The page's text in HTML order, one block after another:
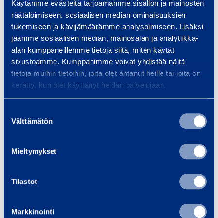
Käytämme evästeitä tarjoamamme sisällön ja mainosten
räätälöimiseen, sosiaalisen median ominaisuuksien
tukemiseen ja kävijämäärämme analysoimiseen. Lisäksi
jaamme sosiaalisen median, mainosalan ja analytiikka-
alan kumppaneillemme tietoja siitä, miten käytät
sivustoamme. Kumppanimme voivat yhdistää näitä
tietoja muihin tietoihin, joita olet antanut heille tai joita on
kerätty, kun olet käyttänyt heidän palvelujaan.
valinta
Välttämätön
Mieltymykset
Tilastot
Markkinointi
Drift Batteri
Drift/styrning 2WD/2WS
Plattform längd
Plattform bredd
2,27 m
Transporthöjd 2,18 m
Längd 6,62 m
Bredd 2,27 m